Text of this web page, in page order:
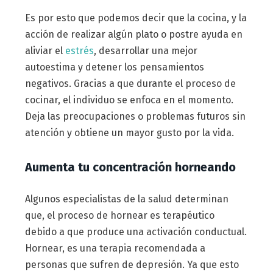
Es por esto que podemos decir que la cocina, y la
acción de realizar algún plato o postre ayuda en
aliviar el estrés, desarrollar una mejor
autoestima y detener los pensamientos
negativos. Gracias a que durante el proceso de
cocinar, el individuo se enfoca en el momento.
Deja las preocupaciones o problemas futuros sin
atención y obtiene un mayor gusto por la vida.
Aumenta tu concentración horneando
Algunos especialistas de la salud determinan
que, el proceso de hornear es terapéutico
debido a que produce una activación conductual.
Hornear, es una terapia recomendada a
personas que sufren de depresión. Ya que esto